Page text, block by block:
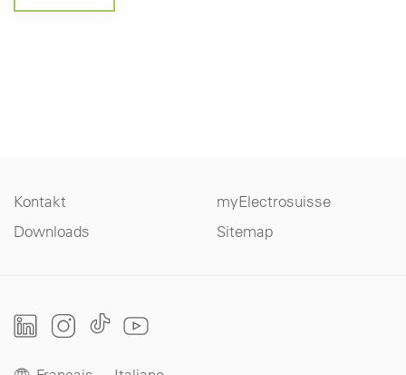
Kontakt
myElectrosuisse
Downloads
Sitemap